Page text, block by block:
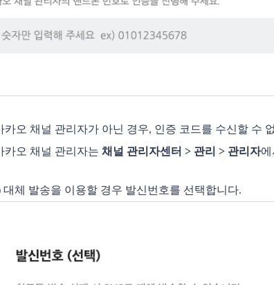
카오 채널 관리자가 아닌 경우, 인증 코드를 수신할 수
카오 채널 관리자는 채널 관리자센터 > 관리 > 관리자에
대체 발송을 이용할 경우 발신번호를 선택합니다.